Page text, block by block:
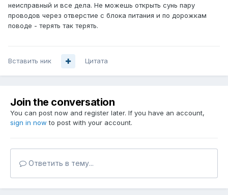
неисправный и все дела. Не можешь открыть сунь пару
проводов через отверстие с блока питания и по дорожкам
поводе - терять так терять.
Вставить ник Цитата
Join the conversation
You can post now and register later. If you have an account,
sign in now to post with your account.
Ответить в тему...